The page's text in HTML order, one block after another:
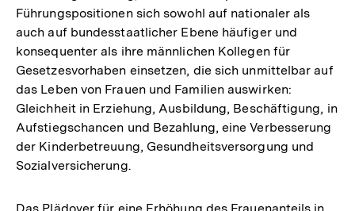
Führungspositionen sich sowohl auf nationaler als
auch auf bundesstaatlicher Ebene häufiger und
konsequenter als ihre männlichen Kollegen für
Gesetzesvorhaben einsetzen, die sich unmittelbar auf
das Leben von Frauen und Familien auswirken:
Gleichheit in Erziehung, Ausbildung, Beschäftigung, in
Aufstiegschancen und Bezahlung, eine Verbesserung
der Kinderbetreuung, Gesundheitsversorgung und
Sozialversicherung.
Das Plädoyer für eine Erhöhung des Frauenanteils in